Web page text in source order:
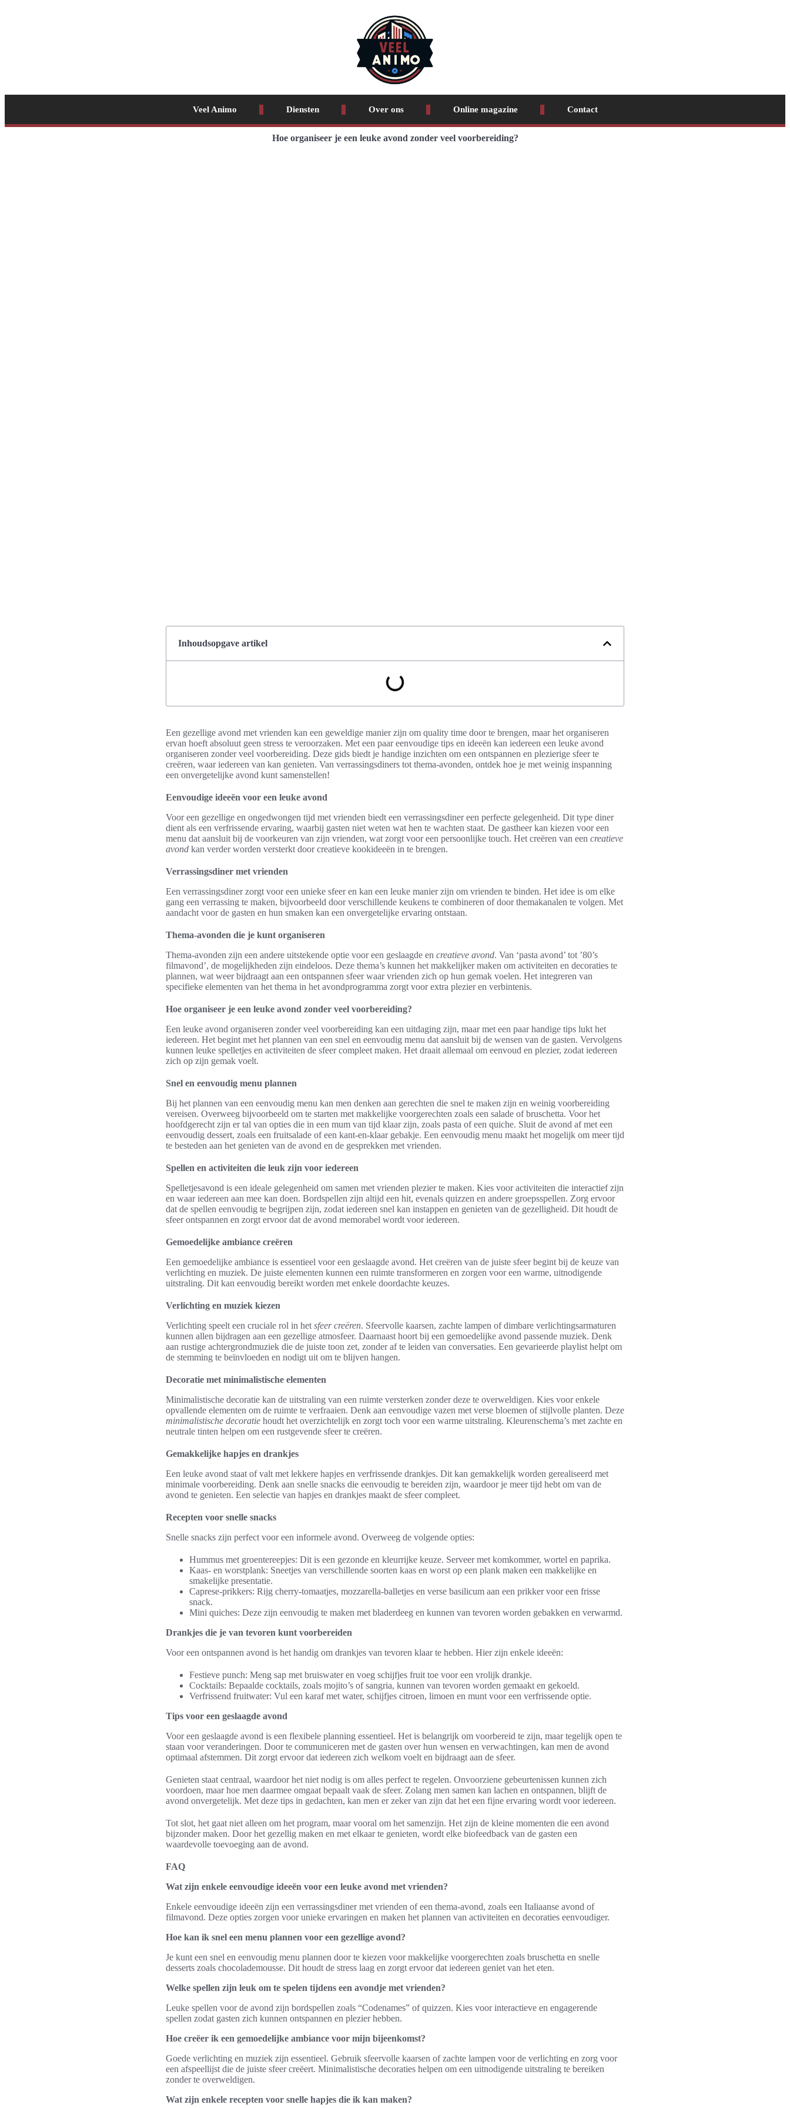
Veel Animo Diensten Over ons Online magazine Contact
Hoe organiseer je een leuke avond zonder veel voorbereiding?
Inhoudsopgave artikel
Een gezellige avond met vrienden kan een geweldige manier zijn om quality time door te brengen, maar het organiseren
ervan hoeft absoluut geen stress te veroorzaken. Met een paar eenvoudige tips en ideeën kan iedereen een leuke avond
organiseren zonder veel voorbereiding. Deze gids biedt je handige inzichten om een ontspannen en plezierige sfeer te
creëren, waar iedereen van kan genieten. Van verrassingsdiners tot thema-avonden, ontdek hoe je met weinig inspanning
een onvergetelijke avond kunt samenstellen!
Eenvoudige ideeën voor een leuke avond
Voor een gezellige en ongedwongen tijd met vrienden biedt een verrassingsdiner een perfecte gelegenheid. Dit type diner
dient als een verfrissende ervaring, waarbij gasten niet weten wat hen te wachten staat. De gastheer kan kiezen voor een
menu dat aansluit bij de voorkeuren van zijn vrienden, wat zorgt voor een persoonlijke touch. Het creëren van een creatieve
avond kan verder worden versterkt door creatieve kookideeën in te brengen.
Verrassingsdiner met vrienden
Een verrassingsdiner zorgt voor een unieke sfeer en kan een leuke manier zijn om vrienden te binden. Het idee is om elke
gang een verrassing te maken, bijvoorbeeld door verschillende keukens te combineren of door themakanalen te volgen. Met
aandacht voor de gasten en hun smaken kan een onvergetelijke ervaring ontstaan.
Thema-avonden die je kunt organiseren
Thema-avonden zijn een andere uitstekende optie voor een geslaagde en creatieve avond. Van ‘pasta avond’ tot ’80’s
filmavond’, de mogelijkheden zijn eindeloos. Deze thema’s kunnen het makkelijker maken om activiteiten en decoraties te
plannen, wat weer bijdraagt aan een ontspannen sfeer waar vrienden zich op hun gemak voelen. Het integreren van
specifieke elementen van het thema in het avondprogramma zorgt voor extra plezier en verbintenis.
Hoe organiseer je een leuke avond zonder veel voorbereiding?
Een leuke avond organiseren zonder veel voorbereiding kan een uitdaging zijn, maar met een paar handige tips lukt het
iedereen. Het begint met het plannen van een snel en eenvoudig menu dat aansluit bij de wensen van de gasten. Vervolgens
kunnen leuke spelletjes en activiteiten de sfeer compleet maken. Het draait allemaal om eenvoud en plezier, zodat iedereen
zich op zijn gemak voelt.
Snel en eenvoudig menu plannen
Bij het plannen van een eenvoudig menu kan men denken aan gerechten die snel te maken zijn en weinig voorbereiding
vereisen. Overweeg bijvoorbeeld om te starten met makkelijke voorgerechten zoals een salade of bruschetta. Voor het
hoofdgerecht zijn er tal van opties die in een mum van tijd klaar zijn, zoals pasta of een quiche. Sluit de avond af met een
eenvoudig dessert, zoals een fruitsalade of een kant-en-klaar gebakje. Een eenvoudig menu maakt het mogelijk om meer tijd
te besteden aan het genieten van de avond en de gesprekken met vrienden.
Spellen en activiteiten die leuk zijn voor iedereen
Spelletjesavond is een ideale gelegenheid om samen met vrienden plezier te maken. Kies voor activiteiten die interactief zijn
en waar iedereen aan mee kan doen. Bordspellen zijn altijd een hit, evenals quizzen en andere groepsspellen. Zorg ervoor
dat de spellen eenvoudig te begrijpen zijn, zodat iedereen snel kan instappen en genieten van de gezelligheid. Dit houdt de
sfeer ontspannen en zorgt ervoor dat de avond memorabel wordt voor iedereen.
Gemoedelijke ambiance creëren
Een gemoedelijke ambiance is essentieel voor een geslaagde avond. Het creëren van de juiste sfeer begint bij de keuze van
verlichting en muziek. De juiste elementen kunnen een ruimte transformeren en zorgen voor een warme, uitnodigende
uitstraling. Dit kan eenvoudig bereikt worden met enkele doordachte keuzes.
Verlichting en muziek kiezen
Verlichting speelt een cruciale rol in het sfeer creëren. Sfeervolle kaarsen, zachte lampen of dimbare verlichtingsarmaturen
kunnen allen bijdragen aan een gezellige atmosfeer. Daarnaast hoort bij een gemoedelijke avond passende muziek. Denk
aan rustige achtergrondmuziek die de juiste toon zet, zonder af te leiden van conversaties. Een gevarieerde playlist helpt om
de stemming te beïnvloeden en nodigt uit om te blijven hangen.
Decoratie met minimalistische elementen
Minimalistische decoratie kan de uitstraling van een ruimte versterken zonder deze te overweldigen. Kies voor enkele
opvallende elementen om de ruimte te verfraaien. Denk aan eenvoudige vazen met verse bloemen of stijlvolle planten. Deze
minimalistische decoratie houdt het overzichtelijk en zorgt toch voor een warme uitstraling. Kleurenschema’s met zachte en
neutrale tinten helpen om een rustgevende sfeer te creëren.
Gemakkelijke hapjes en drankjes
Een leuke avond staat of valt met lekkere hapjes en verfrissende drankjes. Dit kan gemakkelijk worden gerealiseerd met
minimale voorbereiding. Denk aan snelle snacks die eenvoudig te bereiden zijn, waardoor je meer tijd hebt om van de
avond te genieten. Een selectie van hapjes en drankjes maakt de sfeer compleet.
Recepten voor snelle snacks
Snelle snacks zijn perfect voor een informele avond. Overweeg de volgende opties:
Hummus met groentereepjes: Dit is een gezonde en kleurrijke keuze. Serveer met komkommer, wortel en paprika.
Kaas- en worstplank: Sneetjes van verschillende soorten kaas en worst op een plank maken een makkelijke en
smakelijke presentatie.
Caprese-prikkers: Rijg cherry-tomaatjes, mozzarella-balletjes en verse basilicum aan een prikker voor een frisse
snack.
Mini quiches: Deze zijn eenvoudig te maken met bladerdeeg en kunnen van tevoren worden gebakken en verwarmd.
Drankjes die je van tevoren kunt voorbereiden
Voor een ontspannen avond is het handig om drankjes van tevoren klaar te hebben. Hier zijn enkele ideeën:
Festieve punch: Meng sap met bruiswater en voeg schijfjes fruit toe voor een vrolijk drankje.
Cocktails: Bepaalde cocktails, zoals mojito’s of sangria, kunnen van tevoren worden gemaakt en gekoeld.
Verfrissend fruitwater: Vul een karaf met water, schijfjes citroen, limoen en munt voor een verfrissende optie.
Tips voor een geslaagde avond
Voor een geslaagde avond is een flexibele planning essentieel. Het is belangrijk om voorbereid te zijn, maar tegelijk open te
staan voor veranderingen. Door te communiceren met de gasten over hun wensen en verwachtingen, kan men de avond
optimaal afstemmen. Dit zorgt ervoor dat iedereen zich welkom voelt en bijdraagt aan de sfeer.
Genieten staat centraal, waardoor het niet nodig is om alles perfect te regelen. Onvoorziene gebeurtenissen kunnen zich
voordoen, maar hoe men daarmee omgaat bepaalt vaak de sfeer. Zolang men samen kan lachen en ontspannen, blijft de
avond onvergetelijk. Met deze tips in gedachten, kan men er zeker van zijn dat het een fijne ervaring wordt voor iedereen.
Tot slot, het gaat niet alleen om het program, maar vooral om het samenzijn. Het zijn de kleine momenten die een avond
bijzonder maken. Door het gezellig maken en met elkaar te genieten, wordt elke biofeedback van de gasten een
waardevolle toevoeging aan de avond.
FAQ
Wat zijn enkele eenvoudige ideeën voor een leuke avond met vrienden?
Enkele eenvoudige ideeën zijn een verrassingsdiner met vrienden of een thema-avond, zoals een Italiaanse avond of
filmavond. Deze opties zorgen voor unieke ervaringen en maken het plannen van activiteiten en decoraties eenvoudiger.
Hoe kan ik snel een menu plannen voor een gezellige avond?
Je kunt een snel en eenvoudig menu plannen door te kiezen voor makkelijke voorgerechten zoals bruschetta en snelle
desserts zoals chocolademousse. Dit houdt de stress laag en zorgt ervoor dat iedereen geniet van het eten.
Welke spellen zijn leuk om te spelen tijdens een avondje met vrienden?
Leuke spellen voor de avond zijn bordspellen zoals “Codenames” of quizzen. Kies voor interactieve en engagerende
spellen zodat gasten zich kunnen ontspannen en plezier hebben.
Hoe creëer ik een gemoedelijke ambiance voor mijn bijeenkomst?
Goede verlichting en muziek zijn essentieel. Gebruik sfeervolle kaarsen of zachte lampen voor de verlichting en zorg voor
een afspeellijst die de juiste sfeer creëert. Minimalistische decoraties helpen om een uitnodigende uitstraling te bereiken
zonder te overweldigen.
Wat zijn enkele recepten voor snelle hapjes die ik kan maken?